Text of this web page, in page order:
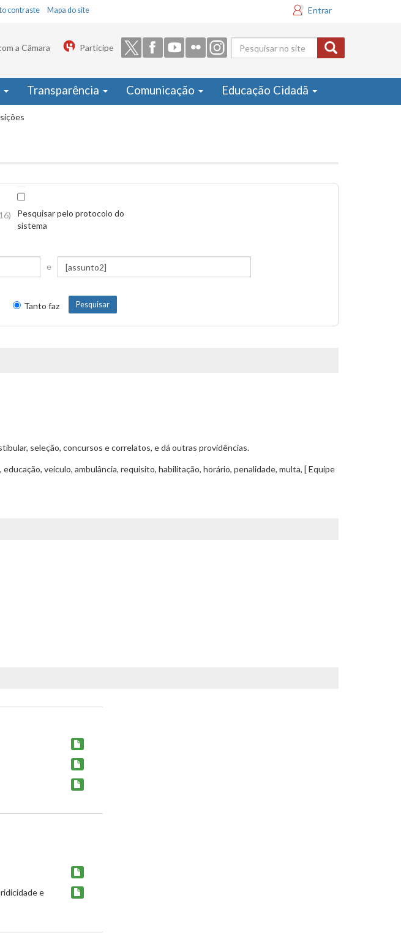
contraste Mapa do site Entrar
Formulário
de busca
a Câmara Participe
Transparência Comunicação Educação Cidadã
Pesquisar pelo protocolo do
sistema
e
Tanto faz
seleção, concursos e correlatos, e dá outras providências.
veículo, ambulância, requisito, habilitação, horário, penalidade, multa, [ Equipe
e